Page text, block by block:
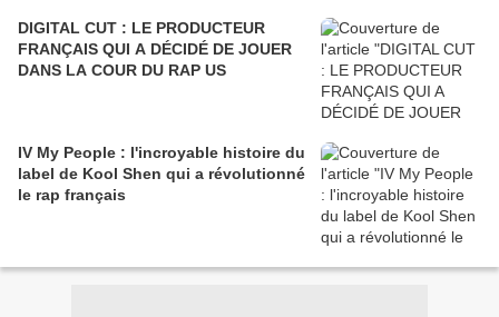
DIGITAL CUT : LE PRODUCTEUR
FRANÇAIS QUI A DÉCIDÉ DE JOUER
DANS LA COUR DU RAP US
IV My People : l'incroyable histoire du
label de Kool Shen qui a révolutionné
le rap français